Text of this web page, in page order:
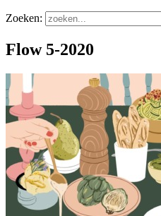
Zoeken:
Flow 5-2020